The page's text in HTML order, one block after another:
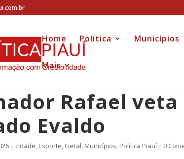
Home Política Municípios
Mais
Rafael
Evaldo
| cidade, Esporte, Geral, Municípios, Política Piauí | 0